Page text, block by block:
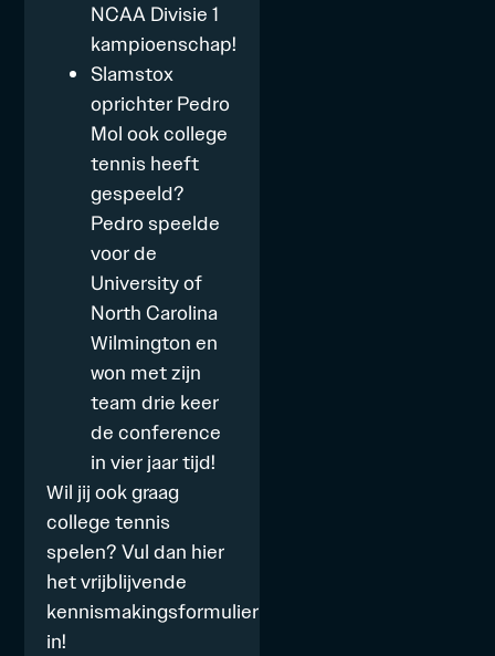
NCAA Divisie 1
kampioenschap!
Slamstox
oprichter Pedro
Mol ook college
tennis heeft
gespeeld?
Pedro speelde
voor de
University of
North Carolina
Wilmington en
won met zijn
team drie keer
de conference
in vier jaar tijd!
Wil jij ook graag
college tennis
spelen? Vul dan hier
het vrijblijvende
kennismakingsformulier
in!